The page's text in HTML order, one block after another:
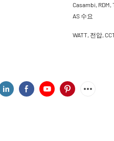
Casambi, RDM,
AS 수요
WATT, 전압,